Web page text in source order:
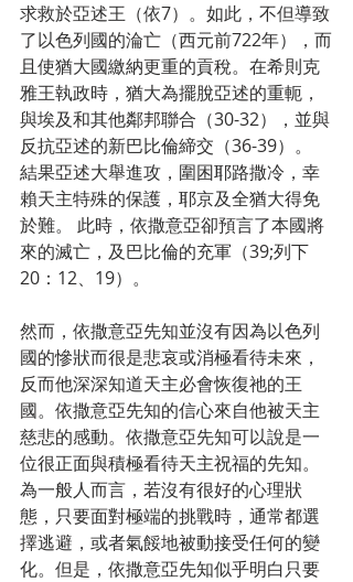
求救於亞述王（依7）。如此，不但導致
了以色列國的淪亡（西元前722年），而
且使猶大國繳納更重的貢稅。在希則克
雅王執政時，猶大為擺脫亞述的重軛，
與埃及和其他鄰邦聯合（30-32），並與
反抗亞述的新巴比倫締交（36-39）。
結果亞述大舉進攻，圍困耶路撒冷，幸
賴天主特殊的保護，耶京及全猶大得免
於難。 此時，依撒意亞卻預言了本國將
來的滅亡，及巴比倫的充軍（39;列下
20：12、19）。
然而，依撒意亞先知並沒有因為以色列
國的慘狀而很是悲哀或消極看待未來，
反而他深深知道天主必會恢復祂的王
國。依撒意亞先知的信心來自他被天主
慈悲的感動。依撒意亞先知可以說是一
位很正面與積極看待天主祝福的先知。
為一般人而言，若沒有很好的心理狀
態，只要面對極端的挑戰時，通常都選
擇逃避，或者氣餒地被動接受任何的變
化。但是，依撒意亞先知似乎明白只要